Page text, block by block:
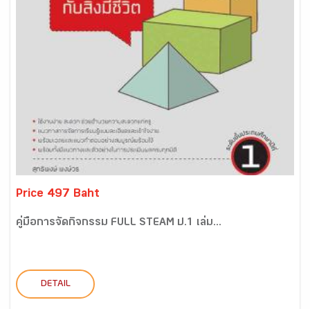
Price 497 Baht
คู่มือการจัดกิจกรรม FULL STEAM ป.1 เล่ม...
DETAIL